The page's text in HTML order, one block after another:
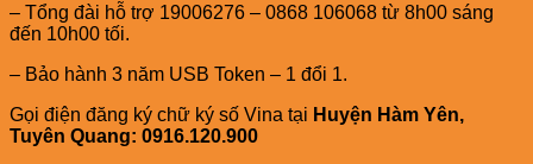
– Tổng đài hỗ trợ 19006276 – 0868 106068 từ 8h00 sáng
đến 10h00 tối.
– Bảo hành 3 năm USB Token – 1 đổi 1.
Gọi điện đăng ký chữ ký số Vina tại Huyện Hàm Yên,
Tuyên Quang: 0916.120.900